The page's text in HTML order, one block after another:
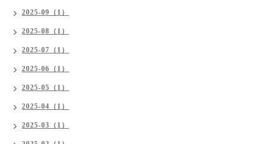
2025-09（1）
2025-08（1）
2025-07（1）
2025-06（1）
2025-05（1）
2025-04（1）
2025-03（1）